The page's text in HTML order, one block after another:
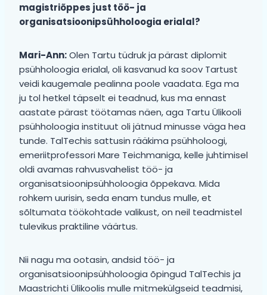
magistriõppes just töö- ja
organisatsioonipsühholoogia erialal?
Mari-Ann:Olen Tartu tüdruk ja pärast diplomit
psühholoogia erialal, oli kasvanud ka soov Tartust
veidi kaugemale pealinna poole vaadata. Ega ma
ju tol hetkel täpselt ei teadnud, kus ma ennast
aastate pärast töötamas näen, aga Tartu Ülikooli
psühholoogia instituut oli jätnud minusse väga hea
tunde. TalTechis sattusin rääkima psühholoogi,
emeriitprofessori Mare Teichmaniga, kelle juhtimisel
oldi avamas rahvusvahelist töö- ja
organisatsioonipsühholoogia õppekava. Mida
rohkem uurisin, seda enam tundus mulle, et
sõltumata töökohtade valikust, on neil teadmistel
tulevikus praktiline väärtus.
Nii nagu ma ootasin, andsid töö- ja
organisatsioonipsühholoogia õpingud TalTechis ja
Maastrichti Ülikoolis mulle mitmekülgseid teadmisi,